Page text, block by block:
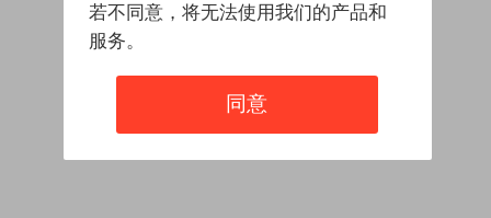
若不同意，将无法使用我们的产品和
服务。
同意